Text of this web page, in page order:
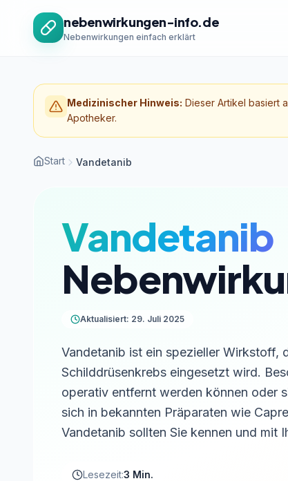
nebenwirkungen-info.de
Nebenwirkungen einfach erklärt
Medizinischer Hinweis: Dieser Artikel basiert
Apotheker.
Start Vandetanib
Vandetanib
Aktualisiert: 29. Juli 2025
Vandetanib ist ein spezieller Wirkstoff,
Schilddrüsenkrebs eingesetzt wird.
operativ entfernt werden können oder
sich in bekannten Präparaten wie
Vandetanib sollten Sie kennen und mit
Lesezeit:3 Min.